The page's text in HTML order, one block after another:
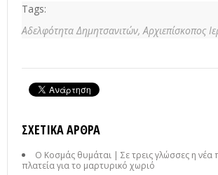
Tags:
Αδελφότητα Δημητσανιτών, Αρχιεπίσκοπος
ΣΧΕΤΙΚΆ ΆΡΘΡΑ
Ο Κοσμάς θυμάται | Σε τρεις γλώσσες η νέα
πλατεία για το μαρτυρικό χωριό